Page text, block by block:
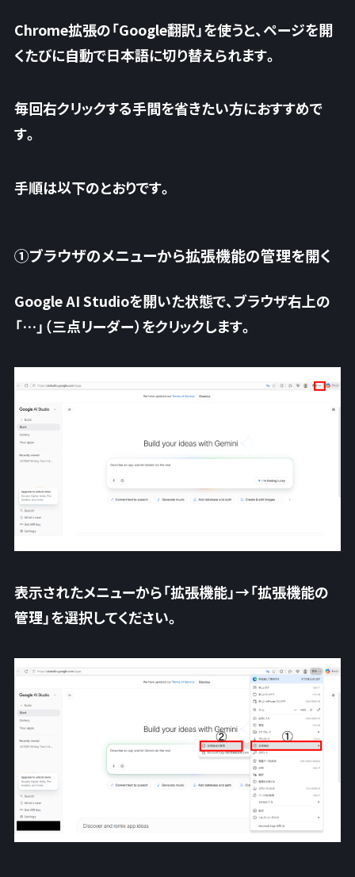
Chrome拡張の「Google翻訳」を使うと、ページを開
くたびに自動で日本語に切り替えられます。
毎回右クリックする手間を省きたい方におすすめで
す。
手順は以下のとおりです。
①ブラウザのメニューから拡張機能の管理を開く
Google AI Studioを開いた状態で、ブラウザ右上の
「…」（三点リーダー）をクリックします。
表示されたメニューから「拡張機能」→「拡張機能の
管理」を選択してください。